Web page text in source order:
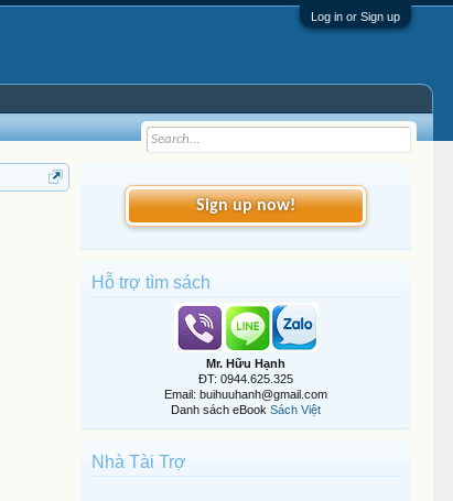
Log in or Sign up
Sign up now!
Hỗ trợ tìm sách
Mr. Hữu Hạnh
ĐT: 0944.625.325
Email: buihuuhanh@gmail.com
Danh sách eBook Sách Việt
Nhà Tài Trợ